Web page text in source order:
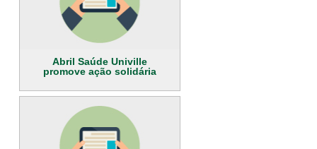
Abril Saúde Univille
promove ação solidária